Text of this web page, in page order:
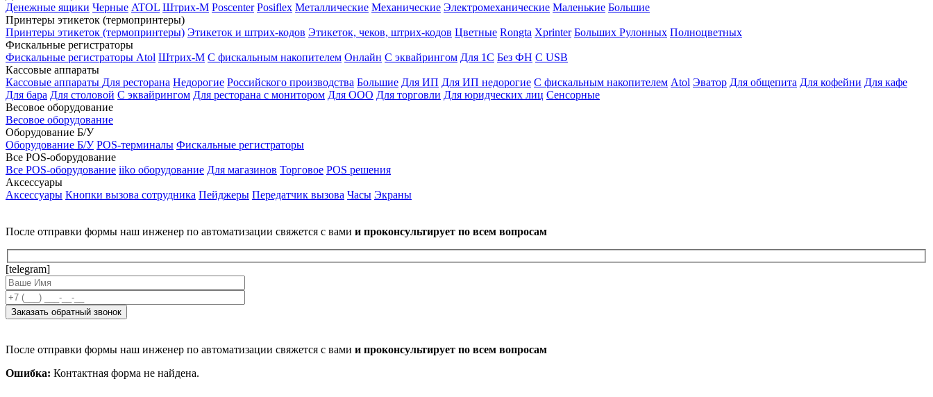
Денежные ящики Черные ATOL Штрих-М Poscenter Posiflex Металлические Механические Электромеханические Маленькие Большие
Принтеры этикеток (термопринтеры)
Принтеры этикеток (термопринтеры) Этикеток и штрих-кодов Этикеток, чеков, штрих-кодов Цветные Rongta Xprinter Больших Рулонных Полноцветных
Фискальные регистраторы
Фискальные регистраторы Atol Штрих-М С фискальным накопителем Онлайн С эквайрингом Для 1С Без ФН С USB
Кассовые аппараты
Кассовые аппараты Для ресторана Недорогие Российского производства Большие Для ИП Для ИП недорогие С фискальным накопителем Atol Эватор Для общепита Для кофейни Для кафе
Для бара Для столовой С эквайрингом Для ресторана с монитором Для ООО Для торговли Для юридческих лиц Сенсорные
Весовое оборудование
Весовое оборудование
Оборудование Б/У
Оборудование Б/У POS-терминалы Фискальные регистраторы
Все POS-оборудование
Все POS-оборудование iiko оборудование Для магазинов Торговое POS решения
Аксессуары
Аксессуары Кнопки вызова сотрудника Пейджеры Передатчик вызова Часы Экраны
После отправки формы наш инженер по автоматизации свяжется с вами и проконсультирует по всем вопросам
[telegram]
После отправки формы наш инженер по автоматизации свяжется с вами и проконсультирует по всем вопросам
Ошибка: Контактная форма не найдена.